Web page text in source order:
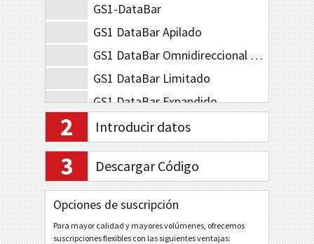
GS1-DataBar
GS1 DataBar Apilado
GS1 DataBar Omnidireccional Apilado
GS1 DataBar Limitado
GS1 DataBar Expandido
GS1 DataBar Expandido Apilado
GS1-128 Compuesto
GS1 DataBar Compuesto
GS1 DataBar Apilado Compuesto
2 Introducir datos
3 Descargar Código
Opciones de suscripción
Para mayor calidad y mayores volúmenes, ofrecemos
suscripciones flexibles con las siguientes ventajas: